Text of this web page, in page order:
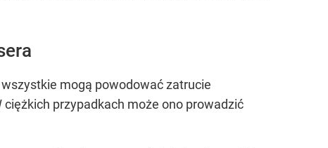
mogą powodować zatrucie
przypadkach może ono prowadzić